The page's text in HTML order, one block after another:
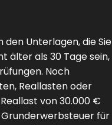
Unterlagen, die Sie
älter als 30 Tage sein,
Noch
Reallasten oder
von 30.000 €
für